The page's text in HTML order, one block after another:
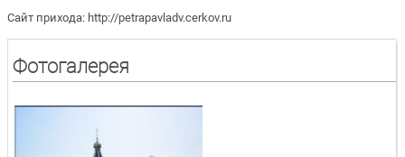
Сайт прихода: http://petrapavladv.cerkov.ru
Фотогалерея